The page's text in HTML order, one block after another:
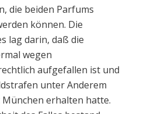
die beiden Parfums
können. Die
lag darin, daß die
wegen
aufgefallen ist und
unter Anderem
erhalten hatte.